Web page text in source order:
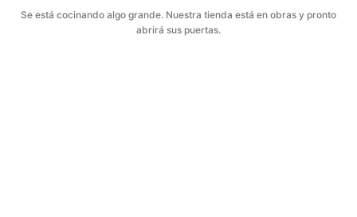
Se está cocinando algo grande. Nuestra tienda está en obras y pronto
abrirá sus puertas.